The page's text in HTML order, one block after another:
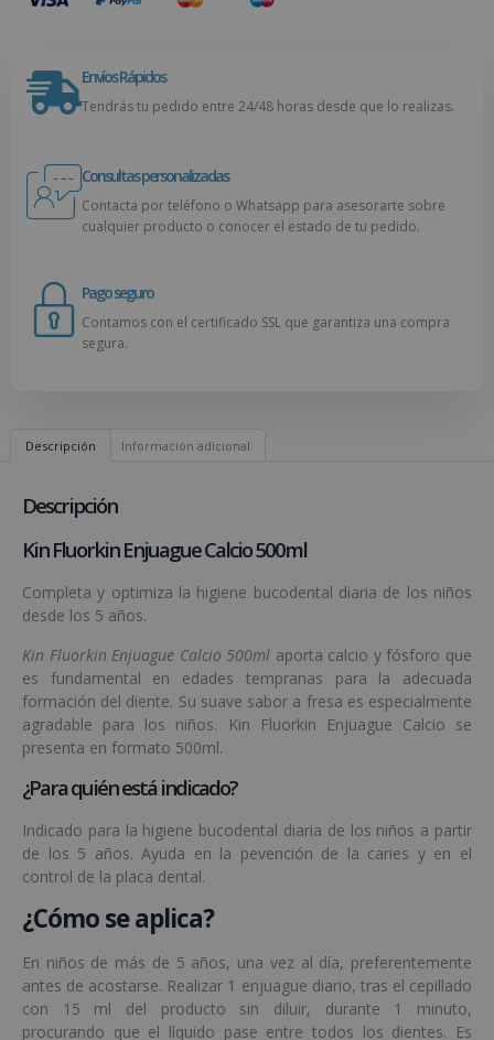
Envíos Rápidos
Tendrás tu pedido entre 24/48 horas desde que lo realizas.
Consultas personalizadas
Contacta por teléfono o Whatsapp para asesorarte sobre
cualquier producto o conocer el estado de tu pedido.
Pago seguro
Contamos con el certificado SSL que garantiza una compra
segura.
Descripción Información adicional
Descripción
Kin Fluorkin Enjuague Calcio 500ml
Completa y optimiza la higiene bucodental diaria de los niños
desde los 5 años.
Kin Fluorkin Enjuague Calcio 500ml aporta calcio y fósforo que
es fundamental en edades tempranas para la adecuada
formación del diente. Su suave sabor a fresa es especialmente
agradable para los niños. Kin Fluorkin Enjuague Calcio se
presenta en formato 500ml.
¿Para quién está indicado?
Indicado para la higiene bucodental diaria de los niños a partir
de los 5 años. Ayuda en la pevención de la caries y en el
control de la placa dental.
¿Cómo se aplica?
En niños de más de 5 años, una vez al día, preferentemente
antes de acostarse. Realizar 1 enjuague diario, tras el cepillado
con 15 ml del producto sin diluir, durante 1 minuto,
procurando que el líquido pase entre todos los dientes. Es